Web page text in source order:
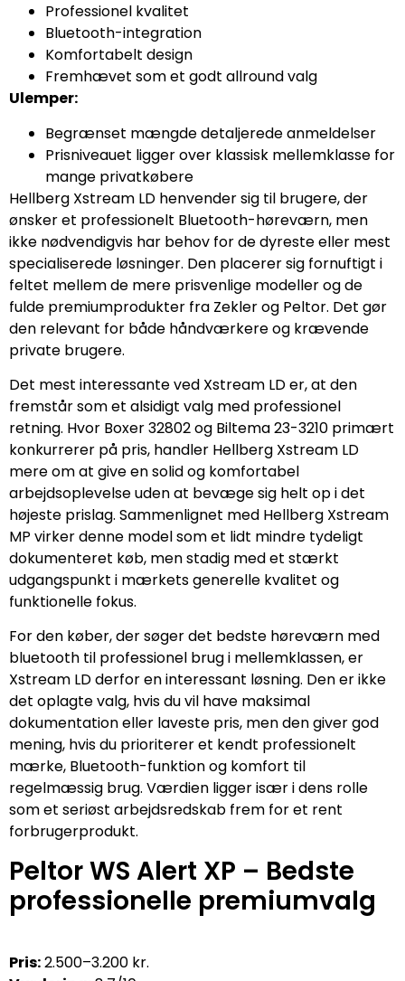
Professionel kvalitet
Bluetooth-integration
Komfortabelt design
Fremhævet som et godt allround valg
Ulemper:
Begrænset mængde detaljerede anmeldelser
Prisniveauet ligger over klassisk mellemklasse for
mange privatkøbere
Hellberg Xstream LD henvender sig til brugere, der
ønsker et professionelt Bluetooth-høreværn, men
ikke nødvendigvis har behov for de dyreste eller mest
specialiserede løsninger. Den placerer sig fornuftigt i
feltet mellem de mere prisvenlige modeller og de
fulde premiumprodukter fra Zekler og Peltor. Det gør
den relevant for både håndværkere og krævende
private brugere.
Det mest interessante ved Xstream LD er, at den
fremstår som et alsidigt valg med professionel
retning. Hvor Boxer 32802 og Biltema 23-3210 primært
konkurrerer på pris, handler Hellberg Xstream LD
mere om at give en solid og komfortabel
arbejdsoplevelse uden at bevæge sig helt op i det
højeste prislag. Sammenlignet med Hellberg Xstream
MP virker denne model som et lidt mindre tydeligt
dokumenteret køb, men stadig med et stærkt
udgangspunkt i mærkets generelle kvalitet og
funktionelle fokus.
For den køber, der søger det bedste høreværn med
bluetooth til professionel brug i mellemklassen, er
Xstream LD derfor en interessant løsning. Den er ikke
det oplagte valg, hvis du vil have maksimal
dokumentation eller laveste pris, men den giver god
mening, hvis du prioriterer et kendt professionelt
mærke, Bluetooth-funktion og komfort til
regelmæssig brug. Værdien ligger især i dens rolle
som et seriøst arbejdsredskab frem for et rent
forbrugerprodukt.
Peltor WS Alert XP – Bedste
professionelle premiumvalg
Pris:2.500–3.200 kr.